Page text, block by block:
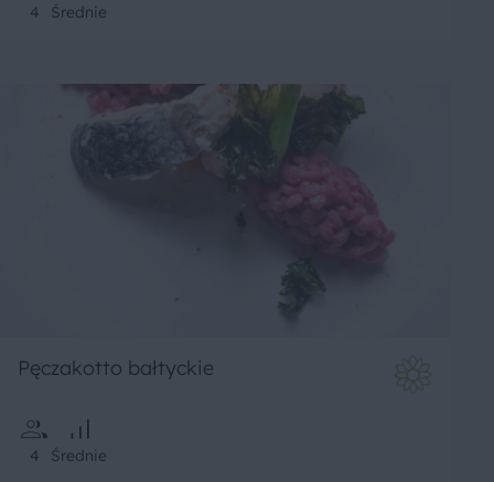
4 Średnie
Pęczakotto bałtyckie
4 Średnie